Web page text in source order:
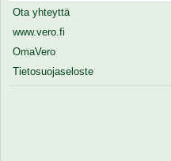
Ota yhteyttä
www.vero.fi
OmaVero
Tietosuojaseloste